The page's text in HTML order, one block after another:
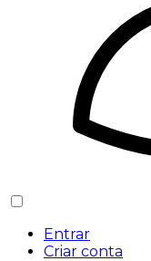
Entrar
Criar conta